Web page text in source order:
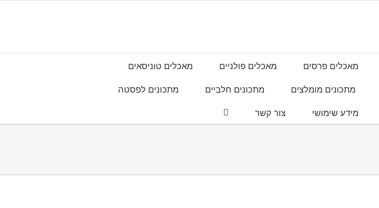
מאכלים פרסים מאכלים פולניים מאכלים טוניסאים
מתכונים מומלצים מתכונים חלביים מתכונים לפסטה
מידע שימושי צור קשר